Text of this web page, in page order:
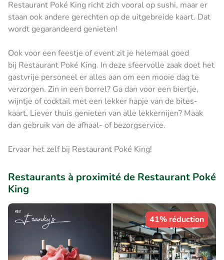
Restaurant Poké King richt zich vooral op sushi, maar er
staan ook andere gerechten op de uitgebreide kaart. Dat
wordt gegarandeerd genieten!
Ook voor een feestje of event zit je helemaal goed
bij Restaurant Poké King. In deze sfeervolle zaak doet het
gastvrije personeel er alles aan om een mooie dag te
verzorgen. Zin in een borrel? Ga dan voor een biertje,
wijntje of cocktail met een lekker hapje van de bites-
kaart. Liever thuis genieten van alle lekkernijen? Maak
dan gebruik van de afhaal- of bezorgservice.
Ervaar het zelf bij Restaurant Poké King!
Restaurants à proximité de Restaurant Poké
King
41% réduction